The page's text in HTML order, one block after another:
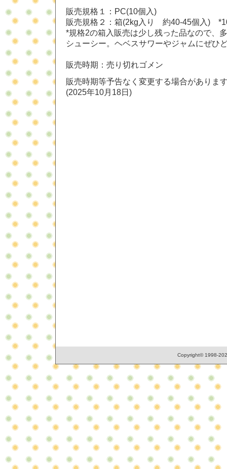
販売規格１：PC(10個入)
販売規格２：箱(2kg入り 約40-45個入)
*規格2の箱入販売は少し残った品なので、
シューシー。ヘベスサワーやジャムにぜひ
販売時期：売り切れゴメン
販売時期等予告なく変更する場合がありま
(2025年10月18日)
Copyright© 1998-